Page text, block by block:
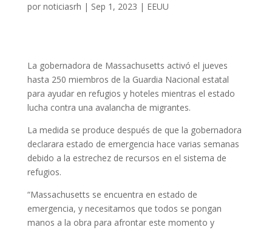
por noticiasrh | Sep 1, 2023 | EEUU
La gobernadora de Massachusetts activó el jueves
hasta 250 miembros de la Guardia Nacional estatal
para ayudar en refugios y hoteles mientras el estado
lucha contra una avalancha de migrantes.
La medida se produce después de que la gobernadora
declarara estado de emergencia hace varias semanas
debido a la estrechez de recursos en el sistema de
refugios.
“Massachusetts se encuentra en estado de
emergencia, y necesitamos que todos se pongan
manos a la obra para afrontar este momento y